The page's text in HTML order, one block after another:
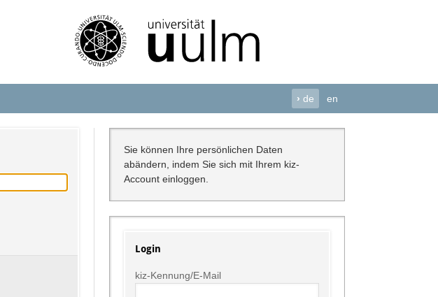
› de en
Sie können Ihre persönlichen Daten
abändern, indem Sie sich mit Ihrem kiz-
Account einloggen.
Login
kiz-Kennung/E-Mail